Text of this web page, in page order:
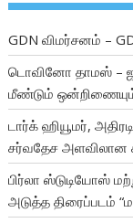
GDN விமர்சனம் –
டொவினோ தாமஸ் –
மீண்டும் ஒன்றிணையும்
டார்க் ஹியூமர்,
சர்வதேச அளவிலான
பிர்லா ஸ்டுடியோஸ்
அடுத்த திரைப்படம்